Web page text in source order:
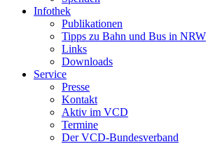
Infothek
Publikationen
Tipps zu Bahn und Bus in NRW
Links
Downloads
Service
Presse
Kontakt
Aktiv im VCD
Termine
Der VCD-Bundesverband